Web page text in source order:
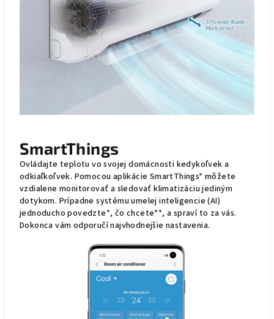
SmartThings
Ovládajte teplotu vo svojej domácnosti kedykoľvek a
odkiaľkoľvek. Pomocou aplikácie SmartThings* môžete
vzdialene monitorovať a sledovať klimatizáciu jediným
dotykom. Prípadne systému umelej inteligencie (AI)
jednoducho povedzte*, čo chcete**, a spraví to za vás.
Dokonca vám odporučí najvhodnejšie nastavenia.